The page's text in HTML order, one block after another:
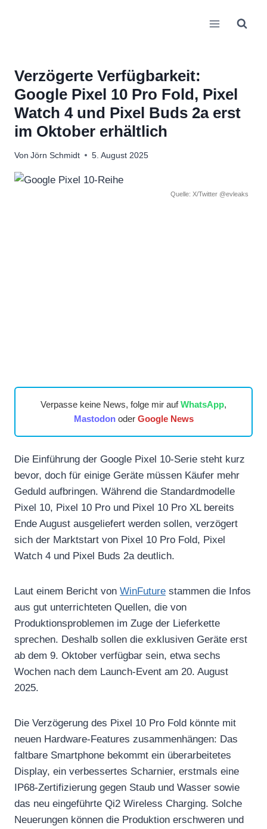
Verzögerte Verfügbarkeit:
Google Pixel 10 Pro Fold, Pixel
Watch 4 und Pixel Buds 2a erst
im Oktober erhältlich
Von Jörn Schmidt 5. August 2025
Quelle: X/Twitter @evleaks
Verpasse keine News, folge mir aufWhatsApp,
Mastodonoder Google News
Die Einführung der Google Pixel 10-Serie steht kurz
bevor, doch für einige Geräte müssen Käufer mehr
Geduld aufbringen. Während die Standardmodelle
Pixel 10, Pixel 10 Pro und Pixel 10 Pro XL bereits
Ende August ausgeliefert werden sollen, verzögert
sich der Marktstart von Pixel 10 Pro Fold, Pixel
Watch 4 und Pixel Buds 2a deutlich.
Laut einem Bericht von WinFuture stammen die Infos
aus gut unterrichteten Quellen, die von
Produktionsproblemen im Zuge der Lieferkette
sprechen. Deshalb sollen die exklusiven Geräte erst
ab dem 9. Oktober verfügbar sein, etwa sechs
Wochen nach dem Launch-Event am 20. August
2025.
Die Verzögerung des Pixel 10 Pro Fold könnte mit
neuen Hardware-Features zusammenhängen: Das
faltbare Smartphone bekommt ein überarbeitetes
Display, ein verbessertes Scharnier, erstmals eine
IP68-Zertifizierung gegen Staub und Wasser sowie
das neu eingeführte Qi2 Wireless Charging. Solche
Neuerungen können die Produktion erschweren und